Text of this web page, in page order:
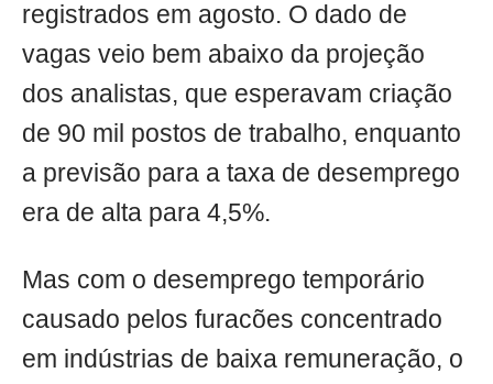
registrados em agosto. O dado de
vagas veio bem abaixo da projeção
dos analistas, que esperavam criação
de 90 mil postos de trabalho, enquanto
a previsão para a taxa de desemprego
era de alta para 4,5%.
Mas com o desemprego temporário
causado pelos furacões concentrado
em indústrias de baixa remuneração, o